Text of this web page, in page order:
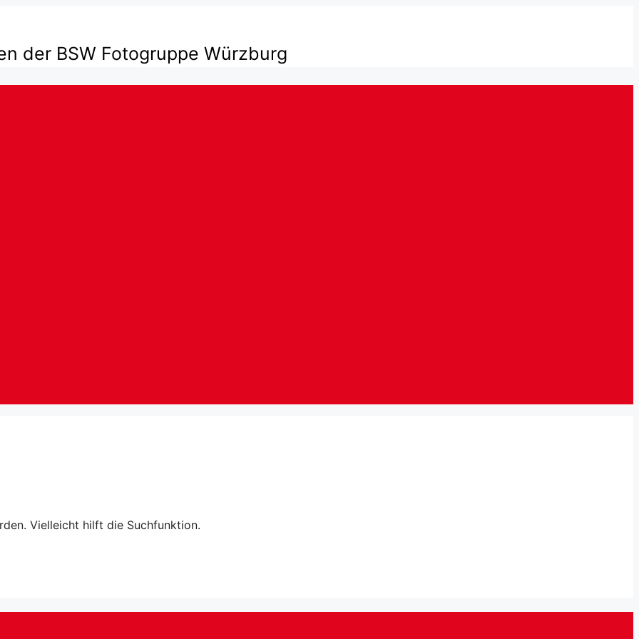
der BSW Fotogruppe Würzburg
Vielleicht hilft die Suchfunktion.